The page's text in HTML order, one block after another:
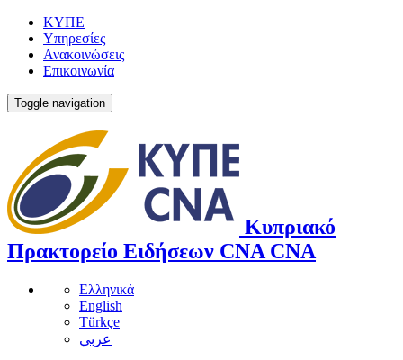
ΚΥΠΕ
Υπηρεσίες
Ανακοινώσεις
Επικοινωνία
Toggle navigation
Κυπριακό
Πρακτορείο Ειδήσεων CNA CNA
Ελληνικά
English
Türkçe
عربي